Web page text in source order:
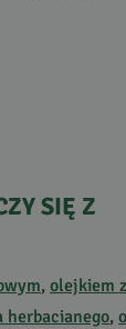
SIĘ Z
, olejkiem
herbacianego,